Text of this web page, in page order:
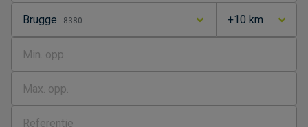
Brugge 8380 +10 km